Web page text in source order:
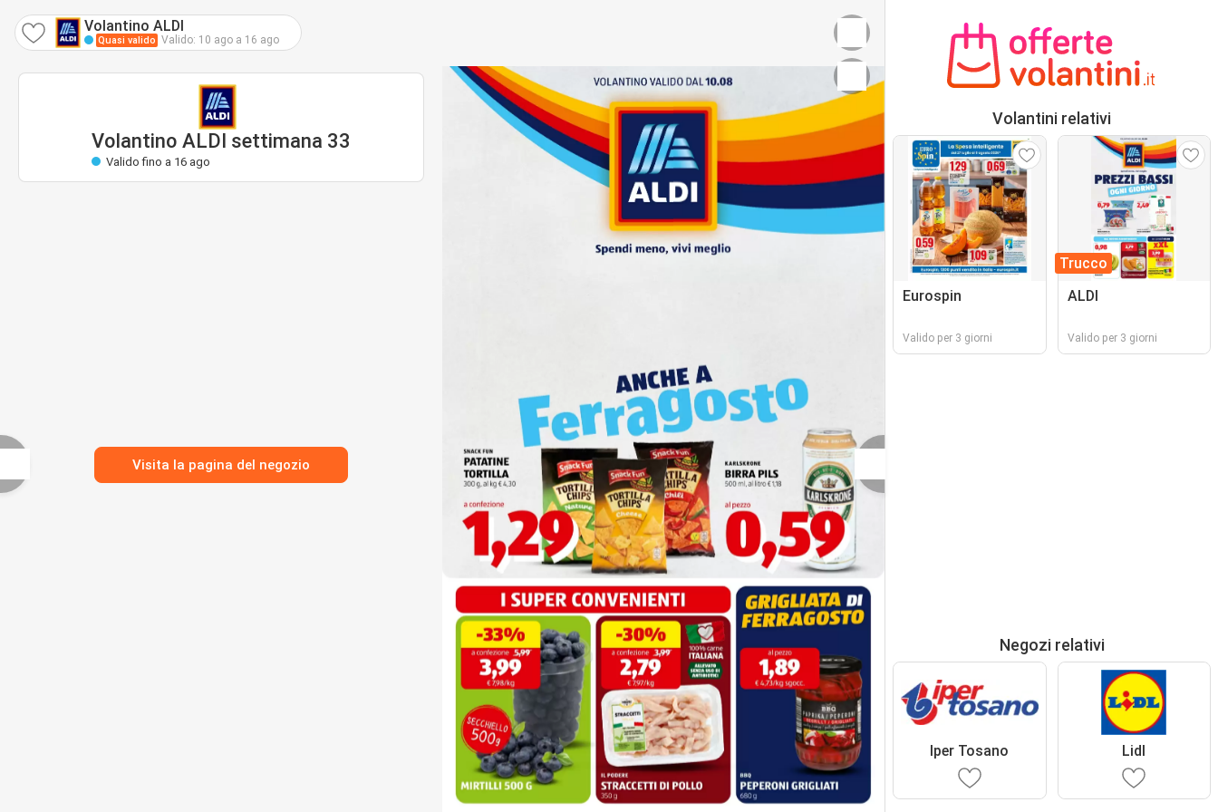
Volantino ALDI
Quasi valido Valido: 10 ago a 16 ago
Volantino ALDI settimana 33
Valido fino a 16 ago
Visita la pagina del negozio
Volantini relativi
Eurospin
Valido per 3 giorni
Trucco
ALDI
Valido per 3 giorni
Negozi relativi
Iper Tosano Lidl